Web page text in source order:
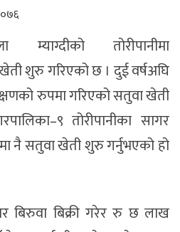
म्याग्दीको तोरीपानीमा
शुरु गरिएको छ । दुई वर्षअघि
रुपमा गरिएको सतुवा खेती
तोरीपानीका सागर
नै सतुवा खेती शुरु गर्नुभएको हो
बिरुवा बिक्री गरेर रु छ लाख